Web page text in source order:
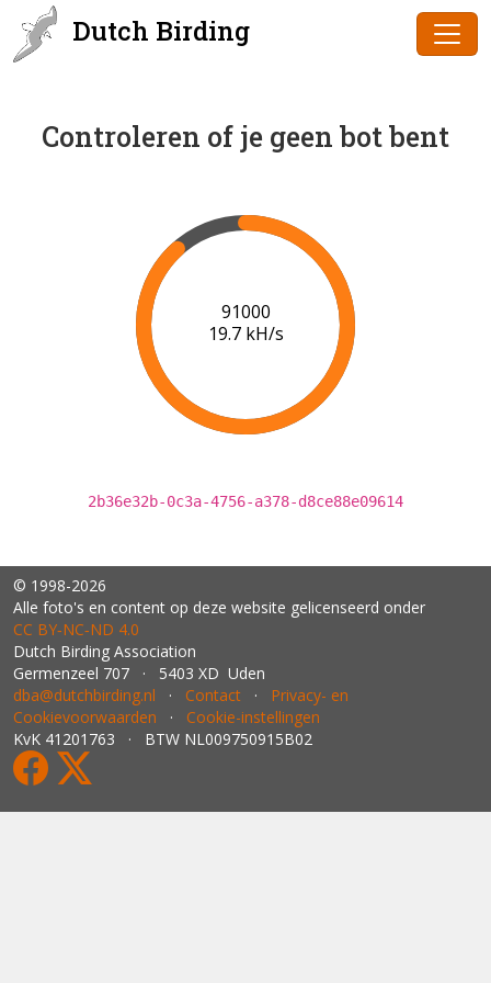
Dutch Birding
Controleren of je geen bot bent
93000
19.8 kH/s
2b36e32b-0c3a-4756-a378-d8ce88e09614
© 1998-2026
Alle foto's en content op deze website gelicenseerd onder
CC BY‑NC‑ND 4.0
Dutch Birding Association
Germenzeel 707 · 5403 XD Uden
dba@dutchbirding.nl · Contact · Privacy- en
Cookievoorwaarden · Cookie-instellingen
KvK 41201763 · BTW NL009750915B02